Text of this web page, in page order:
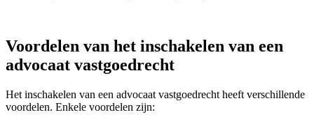
Voordelen van het inschakelen van een
advocaat vastgoedrecht
Het inschakelen van een advocaat vastgoedrecht heeft verschillende
voordelen. Enkele voordelen zijn: